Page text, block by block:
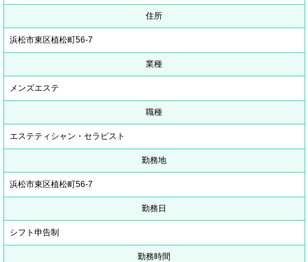
住所
浜松市東区植松町56-7
業種
メンズエステ
職種
エステティシャン・セラピスト
勤務地
浜松市東区植松町56-7
勤務日
シフト申告制
勤務時間